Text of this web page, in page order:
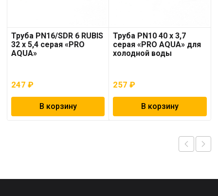
Труба PN16/SDR 6 RUBIS
32 x 5,4 серая «PRO
AQUA»
247 ₽
В корзину
Труба PN10 40 x 3,7
серая «PRO AQUA» для
холодной воды
257₽
В корзину